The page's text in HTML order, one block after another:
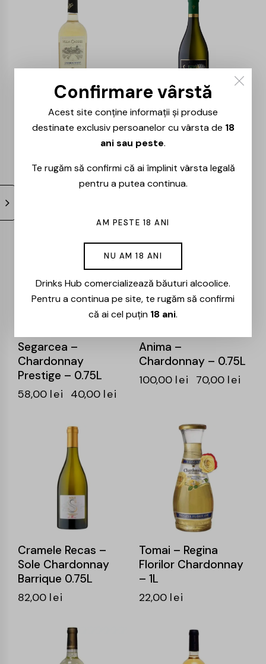
Villa Carrisi –
Chardonnay – 0.75L
Crama Recas – La
Stejari Chardonnay
– 0.75L
270,00lei
202,00
Segarcea –
Chardonnay
Prestige – 0.75L
58,00 lei 40,00 lei
-30%
Anima –
Chardonnay – 0.75L
100,00 lei 70,00 lei
Cramele Recas –
Sole Chardonnay
Barrique 0.75L
82,00 lei
Tomai – Regina
Florilor Chardonnay
– 1L
22,00 lei
Confirmare vârstă
Acest site conține informații și produse
destinate exclusiv persoanelor cu vârsta de 18
ani sau peste.
Te rugăm să confirmi că ai împlinit vârsta legală
pentru a putea continua.
AM PESTE 18 ANI
NU AM 18 ANI
Drinks Hub comercializează băuturi alcoolice.
Pentru a continua pe site, te rugăm să confirmi
că ai cel puțin 18 ani.